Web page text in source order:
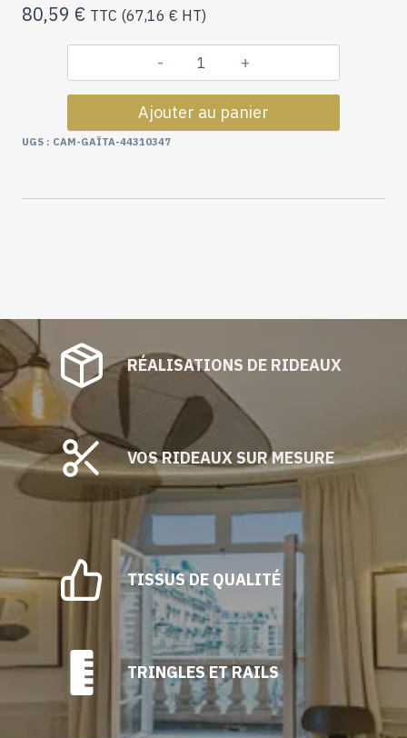
80,59 € TTC (67,16 € HT)
quantité
de
Camengo
Ajouter au panier
UGS : CAM-GAÏTA-44310347
RÉALISATIONS DE RIDEAUX
VOS RIDEAUX SUR MESURE
TISSUS DE QUALITÉ
TRINGLES ET RAILS